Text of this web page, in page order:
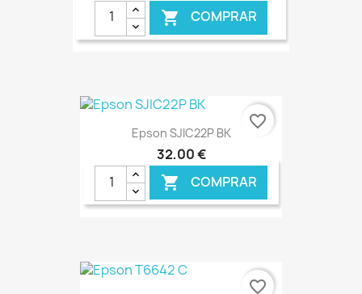
 COMPRAR
€ ONLINE
Epson SJIC22P BK
32,00 €
 COMPRAR
€ ONLINE
favorite_border
favorite_border